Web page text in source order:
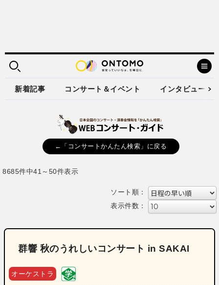
新着記事 コンサート＆イベント インタビュー
←「コンサートかんたん検索」に戻る
8685件中41～50件表示
ソート順：
表示件数：
群響 秋のうれしいコンサート in SAKAI
オーケストラ